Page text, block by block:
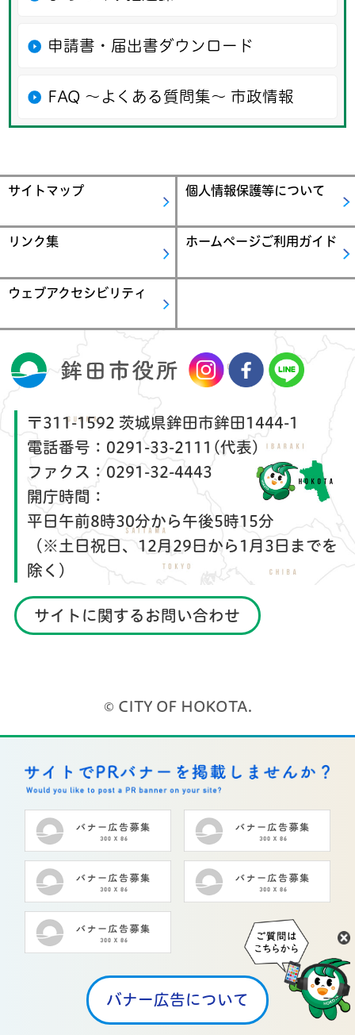
申請書・届出書ダウンロード
FAQ ～よくある質問集～ 市政情報
サイトマップ 個人情報保護等について
リンク集 ホームページご利用ガイド
ウェブアクセシビリティ
〒311-1592 茨城県鉾田市鉾田1444-1
電話番号： 0291-33-2111(代表)
ファクス： 0291-32-4443
開庁時間：
平日午前8時30分から午後5時15分
（※土日祝日、12月29日から1月3日までを
除く）
サイトに関するお問い合わせ
© CITY OF HOKOTA.
バナー広告について